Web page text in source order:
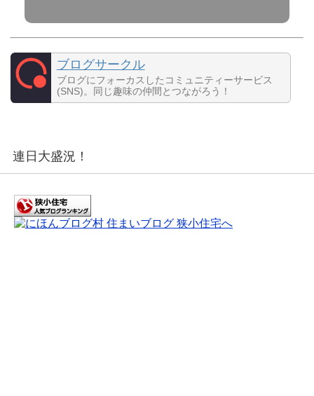
ブログサークル
ブログにフォーカスしたコミュニティーサービス
(SNS)。同じ趣味の仲間とつながろう！
連日大盛況！